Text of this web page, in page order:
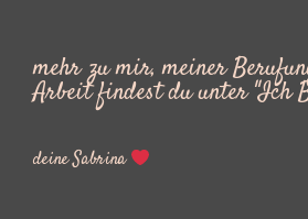
mehr zu mir, meiner
Arbeit findest du unter "Ich
deine Sabrina